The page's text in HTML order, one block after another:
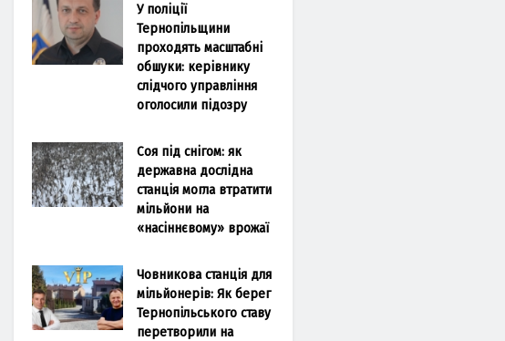
У поліції
Тернопільщини
проходять масштабні
обшуки: керівнику
слідчого управління
оголосили підозру
Соя під снігом: як
державна дослідна
станція могла втратити
мільйони на
«насіннєвому» врожаї
Човникова станція для
мільйонерів: Як берег
Тернопільського ставу
перетворили на